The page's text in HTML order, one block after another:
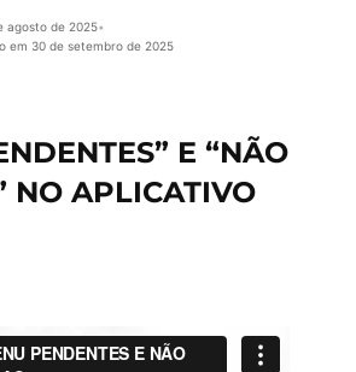
agosto de 2025•
em 30 de setembro de 2025
E “NÃO
NO APLICATIVO